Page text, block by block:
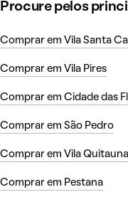
Procure pelos
Comprar em Vila Santa
Comprar em Vila Pires
Comprar em Cidade das
Comprar em São Pedro
Comprar em Vila Quitauna
Comprar em Pestana